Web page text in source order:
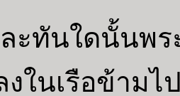
ทันใดนั้นพระ
ในเรือข้ามไ